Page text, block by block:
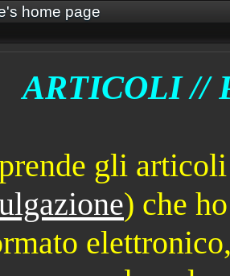
home page
ARTICOLI //
gli
) che